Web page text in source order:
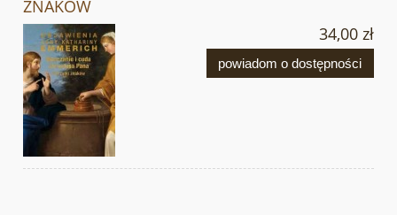
ZNAKÓW
34,00 zł
powiadom o dostępności